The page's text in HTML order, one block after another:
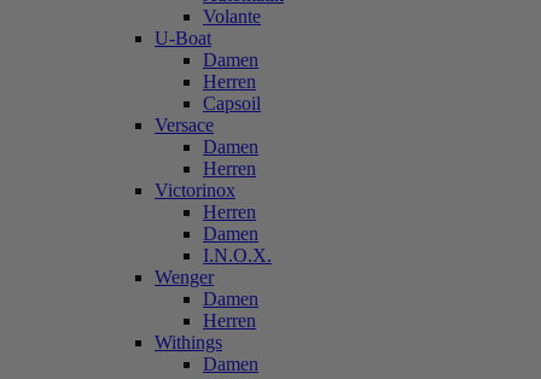
Volante
U-Boat
Damen
Herren
Capsoil
Versace
Damen
Herren
Victorinox
Herren
Damen
I.N.O.X.
Wenger
Damen
Herren
Withings
Damen